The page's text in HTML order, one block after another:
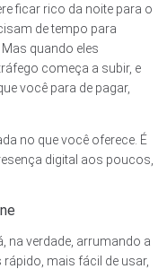
ficar rico da noite para o
de tempo para
Mas quando eles
começa a subir, e
você para de pagar,
no que você oferece. É
digital aos poucos,
na verdade, arrumando a
mais fácil de usar,